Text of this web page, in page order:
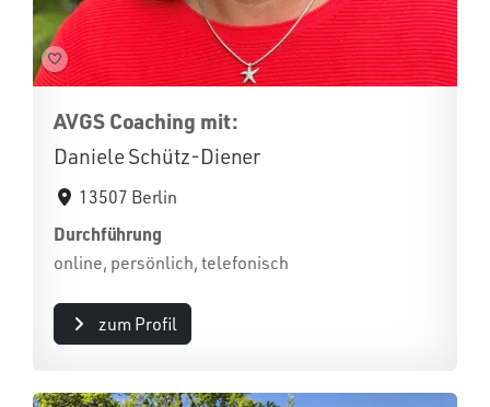
AVGS Coaching mit:
Daniele Schütz-Diener
13507 Berlin
Durchführung
online, persönlich, telefonisch
zum Profil